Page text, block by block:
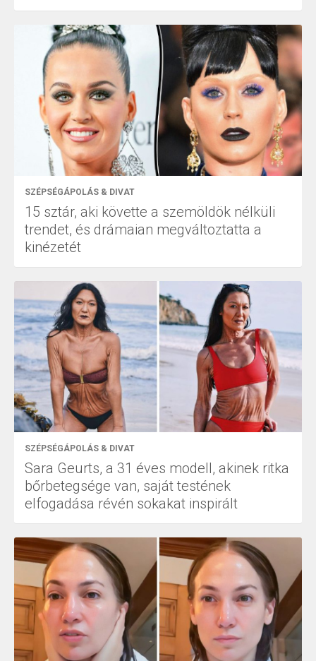
SZÉPSÉGÁPOLÁS & DIVAT
15 sztár, aki követte a szemöldök nélküli
trendet, és drámaian megváltoztatta a
kinézetét
SZÉPSÉGÁPOLÁS & DIVAT
Sara Geurts, a 31 éves modell, akinek ritka
bőrbetegsége van, saját testének
elfogadása révén sokakat inspirált